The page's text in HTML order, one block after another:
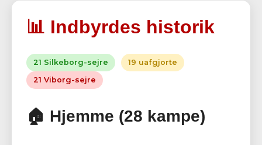
📊 Indbyrdes historik
21 Silkeborg-sejre
19 uafgjorte
21 Viborg-sejre
🏠 Hjemme (28 kampe)